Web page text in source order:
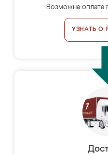
Возможна оплата
УЗНАТЬ О